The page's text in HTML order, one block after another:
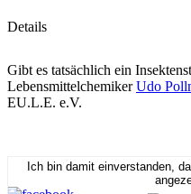
Details
Gibt es tatsächlich ein
LebensmittelchemikerUdo
EU.L.E. e.V.
Ich bin damit einverstanden,